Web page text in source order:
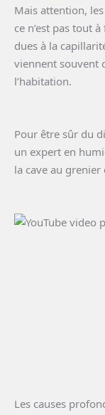
Mais attention,
ce n’est pas tout
dues à la
viennent souvent
l’habitation.
Pour être sûr du
un expert en
la cave au
Les causes